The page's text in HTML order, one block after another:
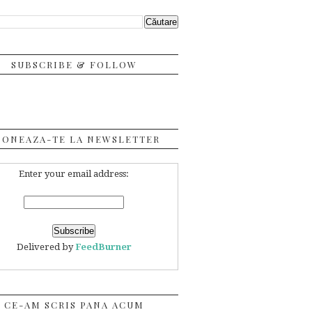
SUBSCRIBE & FOLLOW
TE LA NEWSLETTER
Enter your email address:
Delivered byFeedBurner
CE-AM SCRIS PANA ACUM